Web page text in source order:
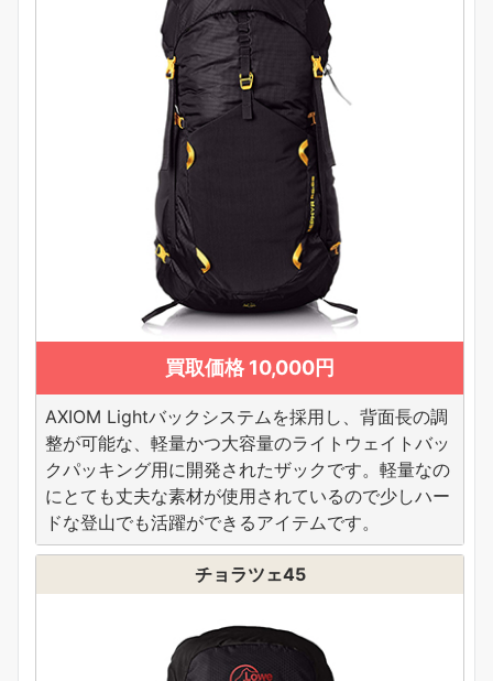
買取価格 10,000円
AXIOM Lightバックシステムを採用し、背面長の調
整が可能な、軽量かつ大容量のライトウェイトバッ
クパッキング用に開発されたザックです。軽量なの
にとても丈夫な素材が使用されているので少しハー
ドな登山でも活躍ができるアイテムです。
チョラツェ45